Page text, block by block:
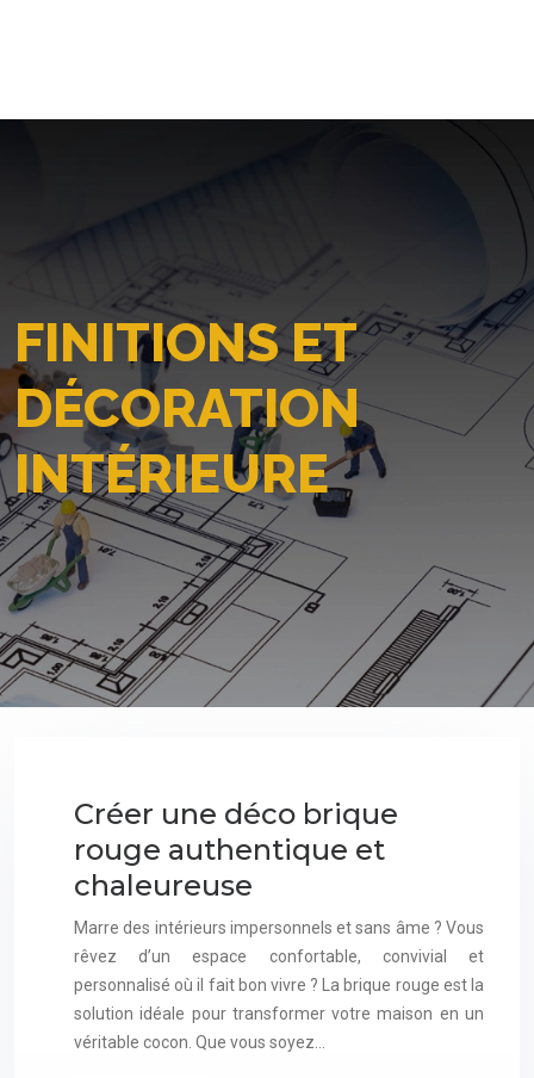
FINITIONS ET
DÉCORATION
INTÉRIEURE
Créer une déco brique
rouge authentique et
chaleureuse
Marre des intérieurs impersonnels et sans âme ? Vous
rêvez d’un espace confortable, convivial et
personnalisé où il fait bon vivre ? La brique rouge est la
solution idéale pour transformer votre maison en un
véritable cocon. Que vous soyez…